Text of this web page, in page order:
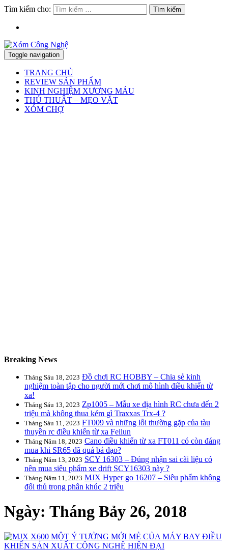
Tìm kiếm cho:
Toggle navigation
TRANG CHỦ
REVIEW SẢN PHẨM
KINH NGHIỆM XƯƠNG MÁU
THỦ THUẬT – MẸO VẶT
XÓM CHỢ
Breaking News
Tháng Sáu 18, 2023 Đồ chơi RC HOBBY – Chia sẻ kinh
nghiệm toàn tập cho người mới chơi mô hình điều khiển từ
xa!
Tháng Sáu 13, 2023 Zp1005 – Mẫu xe địa hình RC chưa đến 2
triệu mà không thua kém gì Traxxas Trx-4 ?
Tháng Sáu 11, 2023 FT009 và những lỗi thường gặp của tàu
thuyền rc điều khiển từ xa Feilun
Tháng Năm 18, 2023 Cano điều khiển từ xa FT011 có còn đáng
mua khi SR65 đã quá bá đạo?
Tháng Năm 13, 2023 SCY 16303 – Đúng nhận sai cãi liệu có
nên mua siêu phẩm xe drift SCY16303 này ?
Tháng Năm 11, 2023 MJX Hyper go 16207 – Siêu phẩm không
đối thủ trong phân khúc 2 triệu
Ngày: Tháng Bảy 26, 2018